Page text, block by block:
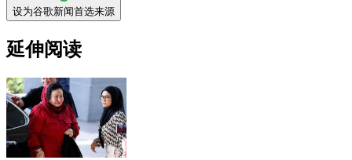
设为谷歌新闻首选来源
延伸阅读